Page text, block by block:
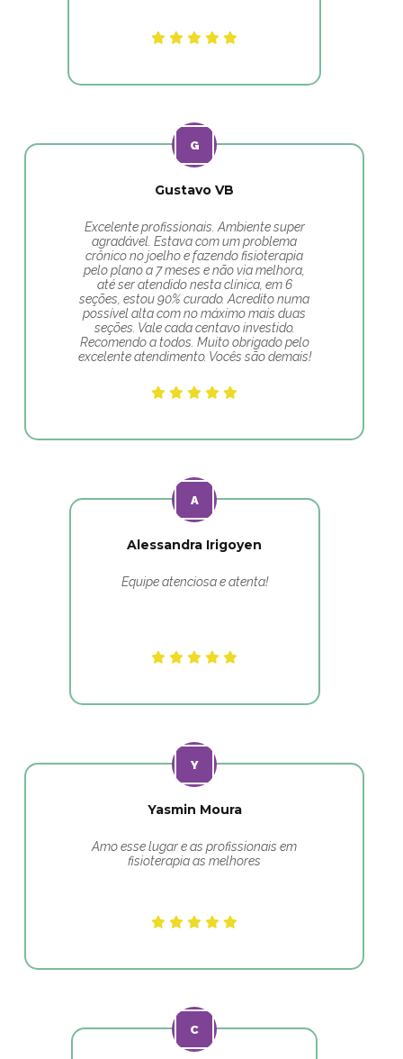
Gustavo VB
Excelente profissionais. Ambiente super
agradável. Estava com um problema
crônico no joelho e fazendo fisioterapia
pelo plano a 7 meses e não via melhora,
até ser atendido nesta clínica, em 6
seções, estou 90% curado. Acredito numa
possível alta com no máximo mais duas
seções. Vale cada centavo investido.
Recomendo a todos. Muito obrigado pelo
excelente atendimento. Vocês são demais!
Alessandra Irigoyen
Equipe atenciosa e atenta!
Yasmin Moura
Amo esse lugar e as profissionais em
fisioterapia as melhores